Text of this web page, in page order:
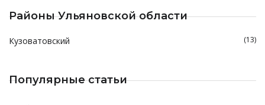
Районы Ульяновской области
Кузоватовский (13)
Популярные статьи